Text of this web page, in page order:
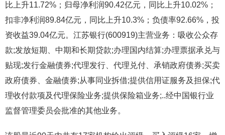
比上升11.72%；归母净利润90.42亿元，同比上升10.02%；
扣非净利润89.84亿元，同比上升10.3%；负债率92.66%，投
资收益39.04亿元。江苏银行(600919)主营业务：吸收公众存
款;发放短期、中期和长期贷款;办理国内结算;办理票据承兑与
贴现;发行金融债券;代理发行、代理兑付、承销政府债券;买卖
政府债券、金融债券;从事同业拆借;提供信用证服务及担保;代
理收付款项及代理保险业务;提供保险箱业务;..经中国银行业
监督管理委员会批准的其他业务。